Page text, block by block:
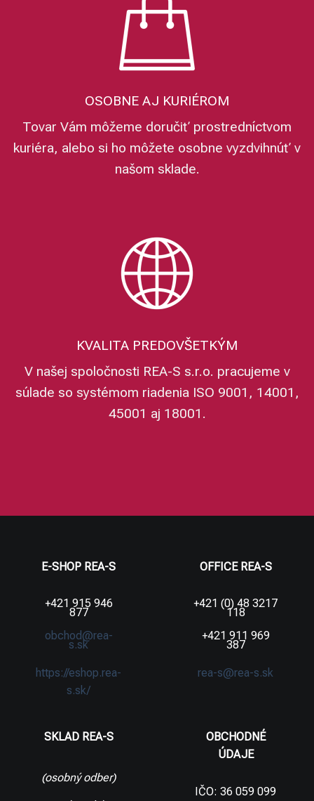
OSOBNE AJ KURIÉROM
Tovar Vám môžeme doručiť prostredníctvom
kuriéra, alebo si ho môžete osobne vyzdvihnúť v
našom sklade.
KVALITA PREDOVŠETKÝM
V našej spoločnosti REA-S s.r.o. pracujeme v
súlade so systémom riadenia ISO 9001, 14001,
45001 aj 18001.
E-SHOP REA-S
+421 915 946
877
obchod@rea-
s.sk
https://eshop.rea-
s.sk/
OFFICE REA-S
+421 (0) 48 3217
118
+421 911 969
387
rea-s@rea-s.sk
SKLAD REA-S
(osobný odber)
OBCHODNÉ
ÚDAJE
IČO: 36 059 099